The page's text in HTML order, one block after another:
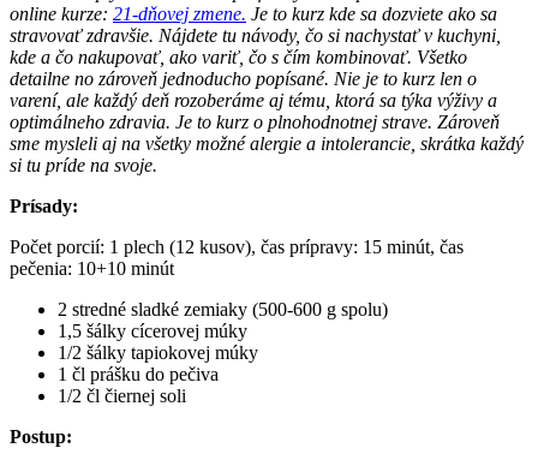
online kurze: 21-dňovej zmene. Je to kurz kde sa dozviete ako sa
stravovať zdravšie. Nájdete tu návody, čo si nachystať v kuchyni,
kde a čo nakupovať, ako variť, čo s čím kombinovať. Všetko
detailne no zároveň jednoducho popísané. Nie je to kurz len o
varení, ale každý deň rozoberáme aj tému, ktorá sa týka výživy a
optimálneho zdravia. Je to kurz o plnohodnotnej strave. Zároveň
sme mysleli aj na všetky možné alergie a intolerancie, skrátka každý
si tu príde na svoje.
Prísady:
Počet porcií: 1 plech (12 kusov), čas prípravy: 15 minút, čas
pečenia: 10+10 minút
2 stredné sladké zemiaky (500-600 g spolu)
1,5 šálky cícerovej múky
1/2 šálky tapiokovej múky
1 čl prášku do pečiva
1/2 čl čiernej soli
Postup: